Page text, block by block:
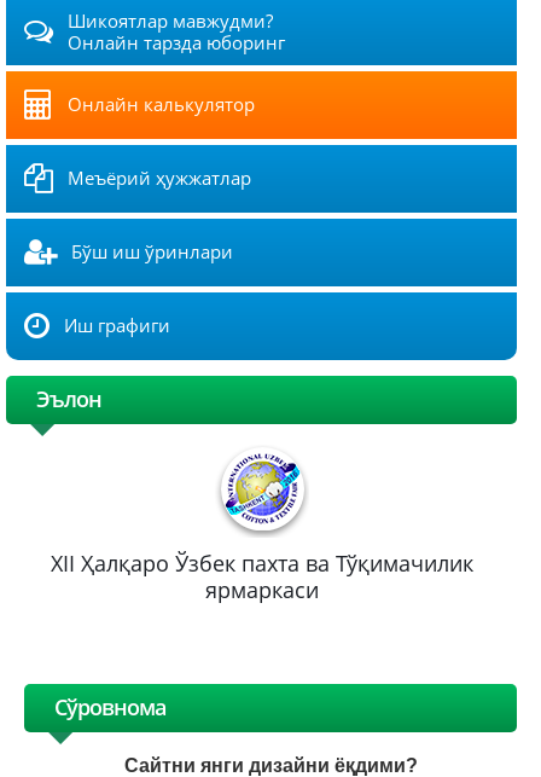
Шикоятлар мавжудми?
Онлайн тарзда юборинг
Онлайн калькулятор
Меъёрий ҳужжатлар
Бўш иш ўринлари
Иш графиги
Эълон
XII Ҳалқаро Ўзбек пахта ва Тўқимачилик
ярмаркаси
Сўровнома
Сайтни янги дизайни ёқдими?